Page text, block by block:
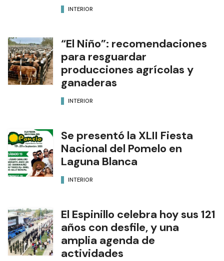
INTERIOR
“El Niño”: recomendaciones
para resguardar
producciones agrícolas y
ganaderas
INTERIOR
Se presentó la XLII Fiesta
Nacional del Pomelo en
Laguna Blanca
INTERIOR
El Espinillo celebra hoy sus 121
años con desfile, y una
amplia agenda de
actividades